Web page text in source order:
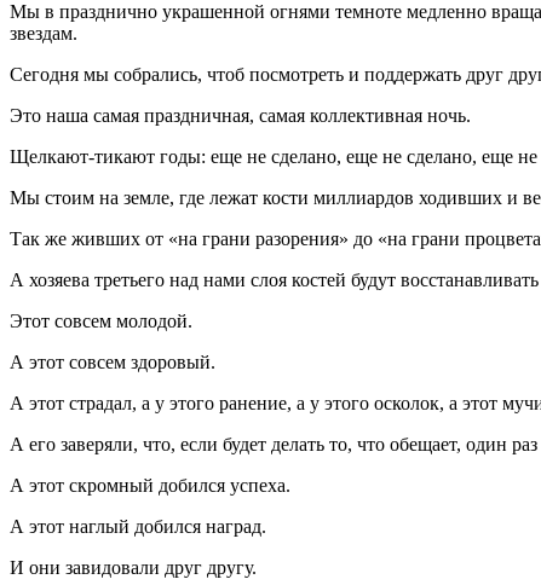
Мы в празднично украшенной огнями темноте медленно
звездам.
Сегодня мы собрались, чтоб посмотреть и поддержать друг
Это наша самая праздничная, самая коллективная ночь.
Щелкают-тикают годы: еще не сделано, еще не сделано, еще
Мы стоим на земле, где лежат кости миллиардов ходивших и
Так же живших от «на грани разорения» до «на грани
А хозяева третьего над нами слоя костей будут
Этот совсем молодой.
А этот совсем здоровый.
А этот страдал, а у этого ранение, а у этого осколок, а этот
А его заверяли, что, если будет делать то, что обещает, один раз
А этот скромный добился успеха.
А этот наглый добился наград.
И они завидовали друг другу.